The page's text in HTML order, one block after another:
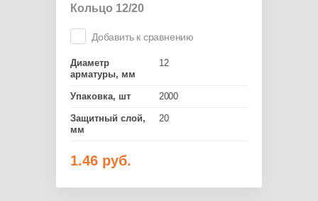
Кольцо 12/20
Добавить к сравнению
Диаметр
арматуры, мм
12
Упаковка, шт 2000
Защитный слой,
мм
20
1.46 руб.